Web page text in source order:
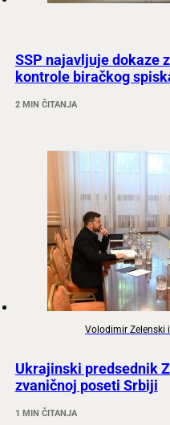
SSP najavljuje dokaze
kontrole biračkog
2 MIN ČITANJA
Volodimir Zelenski
Ukrajinski predsednik
zvaničnoj poseti Srbiji
1 MIN ČITANJA